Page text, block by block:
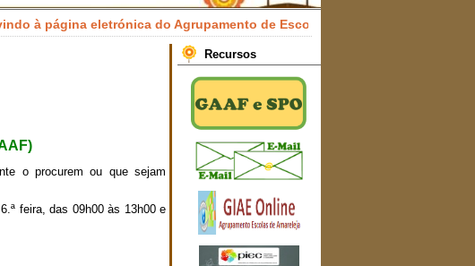
à página eletrónica do Agrupamento de Escolas Professor Francisco
Recursos
o procurem ou que sejam
feira, das 09h00 às 13h00 e